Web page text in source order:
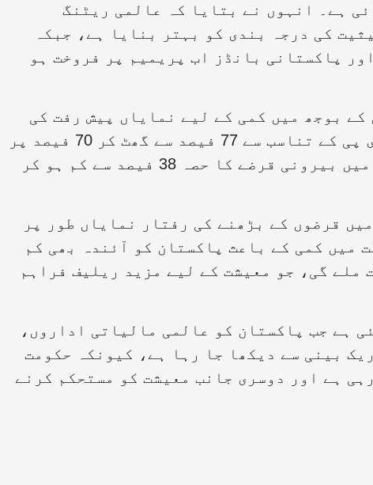
ہے۔ انہوں نے بتایا کہ عالمی ریٹنگ
کی درجہ بندی کو بہتر بنایا ہے، جبکہ
پاکستانی بانڈز اب پریمیم پر فروخت ہو
بوجھ میں کمی کے لیے نمایاں پیش رفت کی
ہے۔ ان کے بقول قرضہ جات کا حجم جی ڈی پی کے تناسب سے 77 فیصد سے گھٹ کر 70 فیصد پر
آگیا ہے، جبکہ مجموعی حکومتی قرضوں میں بیرونی قرضے کا حصہ 38 فیصد سے کم ہو کر
انہوں نے مزید کہا کہ مالی سال 2025 میں قرضوں کے بڑھنے کی رفتار نمایاں طور پر
میں کمی کے باعث پاکستان کو آئندہ بھی کم
ملے گی، جو معیشت کے لیے مزید ریلیف فراہم
ہے جب پاکستان کو عالمی مالیاتی اداروں،
بینی سے دیکھا جا رہا ہے، کیونکہ حکومت
ہے اور دوسری جانب معیشت کو مستحکم کرنے